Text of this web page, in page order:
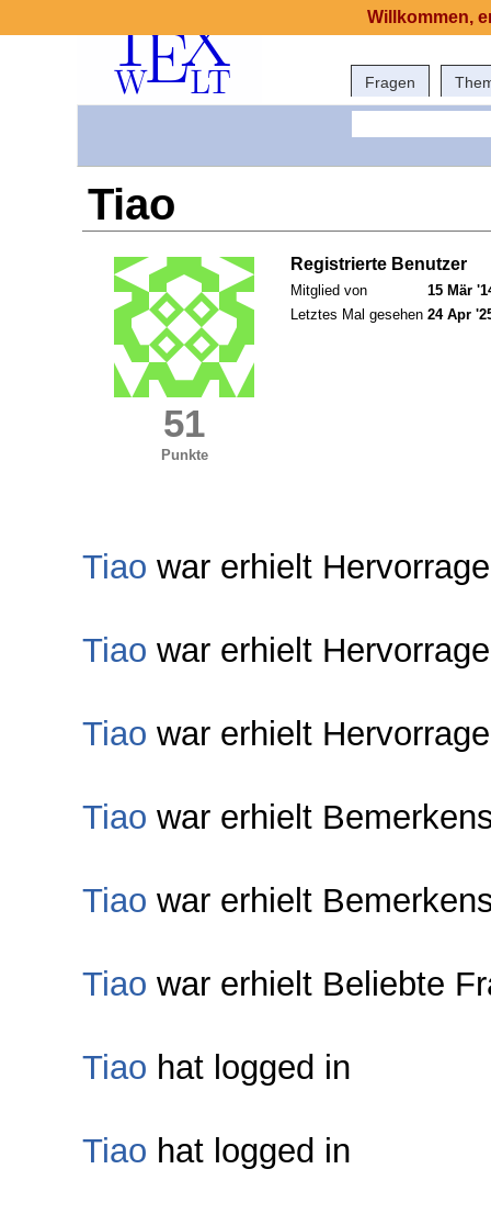
Fragen
Tiao
51
Punkte
Registrierte Benutzer
Mitglied von
15 Mär
Letztes Mal gesehen 24 Apr
Tiao war erhielt
Tiao war erhielt
Tiao war erhielt
Tiao war erhielt
Tiao war erhielt
Tiao war erhielt Beliebte
Tiao hat logged in
Tiao hat logged in
Willkommen,